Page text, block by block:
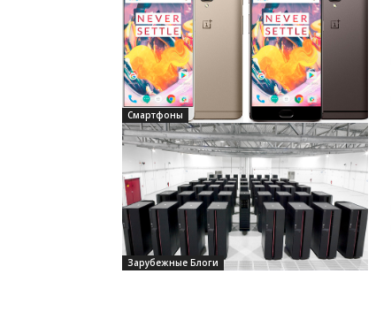
Смартфоны
Зарубежные Блоги